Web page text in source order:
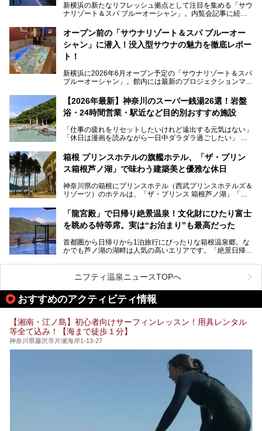
新横浜の新たなリフレッシュ拠点として注目を集める「サウ
ナリゾート＆スパ ブルーオーシャン」。内覧会記事に続
す。サウナや水風呂の気持ちよさはもちろん、リラックスス
ペースの過ごしやすさまで徹底チェック。新横浜エリアで日
常の疲れをリセットしたい人、ライブやスポーツ観戦遠征組
は必見です。
オープン前の「サウナリゾート＆スパ ブルーオー
シャン」に潜入！没入型サウナの魅力を徹底レポー
ト！
新横浜に2026年6月オープン予定の「サウナリゾート＆スパ
ブルーオーシャン」。館内には最新のプロジェクションマッ
的な“没入感（イマーシブ）”を体験できます。
今回は、そんな大注目の施設に一足先にお邪魔し、その全貌
を見学させていただきました！
サウナ室の中に咲き誇る桜、魚たちが泳ぐ水風呂、そしてバ
リのビーチを思わせる休憩スペース…。驚きの連続だった館
内の様子をレポートします！
【2026年最新】神奈川のスーパー銭湯26選！岩盤
浴・24時間営業・駅近など目的別おすすめ施設
「仕事の疲れをリセットしたいけれど遠出する元気はない」
「休日は漫画を読みながら一日中ダラダラ過ごしたい」
たい」
そんな「癒やされたい」という願いを叶えてくれるのが、神
神奈川県には、サウナや岩盤浴、一日中遊べるエンタメ施設
など、“非日常”を味わえるスーパー銭湯が数多く揃っていま
う」という人も多いはず。
そこで今回は、神奈川県内の人気施設26選を「安さ」「岩
業」「駅近」など、目的別に厳選して紹介します。
今の気分にぴったりの施設を見つけて、最高のリフレッシュ
箱根 プリンスホテルの旗艦ホテル、「ザ・プリン
ス箱根芦ノ湖」で味わう建築美と優雅な休日
神奈川県の箱根にプリンスホテル（西武プリンスホテルズ＆
リゾーツ）のホテルは、「ザ・プリンス 箱根芦ノ湖」「芦
「箱根仙石原プリンスホテル」と4軒あり、今回ご紹介する
「ザ・プリンス 箱根芦ノ湖」は、その中でもフラッグシッ
プ（旗艦）に位置づけられる特別なホテルです。
昭和の日本を代表する建築家の一人、村野藤吾が芦ノ湖の畔
に建てた桃源郷のようなホテルがここ。自家源泉の温泉や、
提供元：株式会社西武・プリンスホテルズワールドワイド
【PR】
この記事はザ・プリンス 箱根芦ノ湖のPR記事です。
「龍宮殿」で日帰り絶景温泉！文化財にひたり富士
を眺める特等席。実は“お泊まり”も最高だった
首都圏から日帰りから1泊旅行にぴったりな箱根温泉郷。な
かでも芦ノ湖の湖畔は人気の高いエリアです。「絶景日帰り
が楽しめるまさに眺望自慢の日帰り温泉。
そしてここは全24室の「箱根 芦ノ湖畔蛸川温泉 龍宮殿」と
して宿泊もできます。宿泊者は「龍宮殿本館」の営業時間に
加えて、朝6時からの宿泊者専用時間帯にも「龍宮殿本館」
のお風呂が利用できます。
今回は日帰り温泉としての「絶景日帰り温泉 龍宮殿本館
（以下、龍宮殿本館）」と、旅館としての「箱根 芦ノ湖畔
蛸川温泉 龍宮殿（以下、龍宮殿）」の両方の魅力をたっぷ
りお伝えします！
ここは箱根神社、九頭龍神社、白龍神社、箱根元宮と箱根の
4つの神社に囲まれたパワースポットです。
提供元：株式会社西武・プリンスホテルズワールドワイド
この記事は箱根 芦ノ湖畔蛸川温泉 龍宮殿のPR記事です。
ニフティ温泉ニュースTOPへ
おすすめのアクティビティ情報
【湘南・江ノ島】初心者向けサーフィンレッスン！用具レンタル
等全て込み！【海まで徒歩１分】
神奈川県藤沢市片瀬海岸1-13-27